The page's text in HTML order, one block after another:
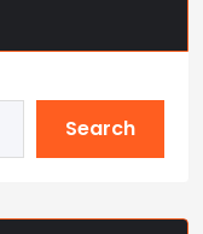
Search